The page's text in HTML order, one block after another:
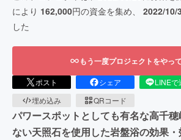
により 162,000円の資金を集め、 2022/10/
した
もう一度プロジェクトをやっ
ポスト シェア LINEで
埋め込み
QRコード
パワースポットとしても有名な高千
ない天照石を使用した岩盤浴の効果